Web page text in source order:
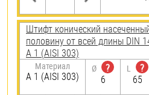
Штифт конический
половину от всей длины DIN
А 1 (AISI 303)
Материал
А 1 (AISI 303)
Ø
?
6
L
?
65